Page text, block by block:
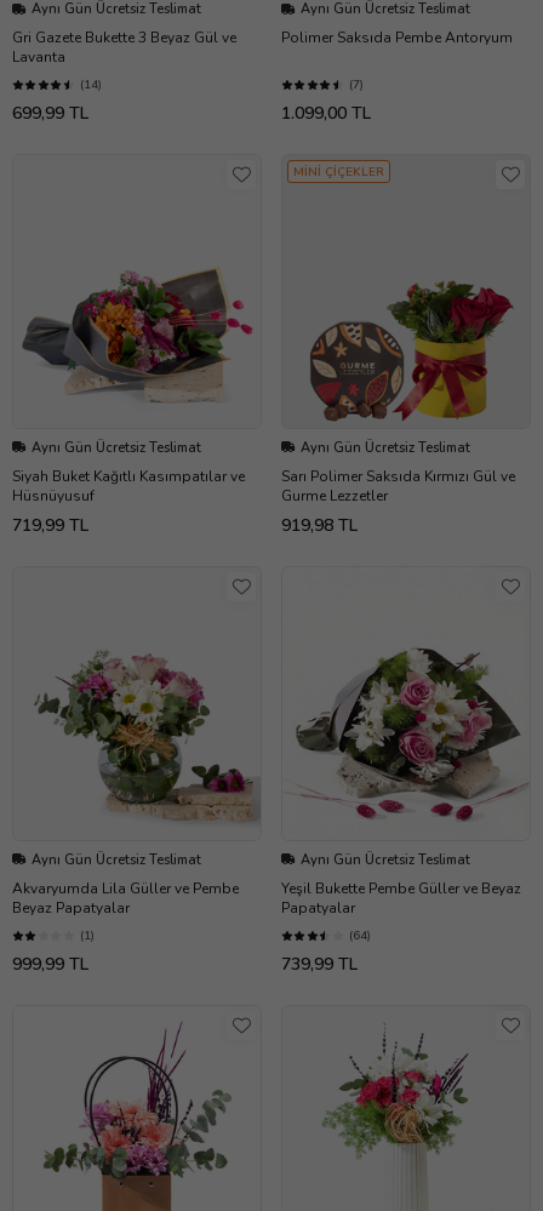
Aynı Gün Ücretsiz Teslimat
Gri Gazete Bukette 3 Beyaz Gül ve
Lavanta
(14)
699,99 TL
Aynı Gün Ücretsiz Teslimat
Polimer Saksıda Pembe Antoryum
(7)
1.099,00 TL
Aynı Gün Ücretsiz Teslimat
Siyah Buket Kağıtlı Kasımpatılar ve
Hüsnüyusuf
719,99 TL
MİNİ ÇİÇEKLER
Aynı Gün Ücretsiz Teslimat
Sarı Polimer Saksıda Kırmızı Gül ve
Gurme Lezzetler
919,98 TL
Aynı Gün Ücretsiz Teslimat
Akvaryumda Lila Güller ve Pembe
Beyaz Papatyalar
(1)
999,99 TL
Aynı Gün Ücretsiz Teslimat
Yeşil Bukette Pembe Güller ve Beyaz
Papatyalar
(64)
739,99 TL